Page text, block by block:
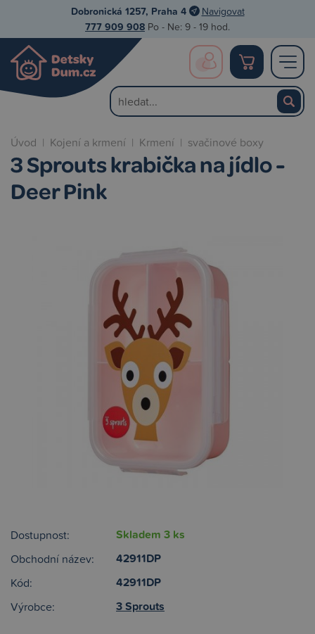
Dobronická 1257, Praha 4 Navigovat
777 909 908 Po - Ne: 9 - 19 hod.
Úvod | Kojení a krmení | Krmení | svačinové boxy
3 Sprouts krabička na jídlo -
Deer Pink
Dostupnost: Skladem 3 ks
Obchodní název: 42911DP
Kód: 42911DP
Výrobce: 3 Sprouts